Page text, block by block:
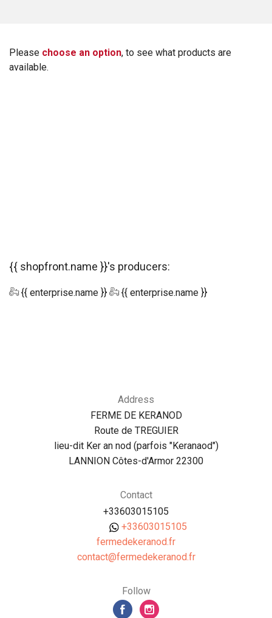
Please choose an option, to see what products are
available.
{{ shopfront.name }}'s producers:
{{ enterprise.name }} {{ enterprise.name }}
Address
FERME DE KERANOD
Route de TREGUIER
lieu-dit Ker an nod (parfois "Keranaod")
LANNION Côtes-d'Armor 22300
Contact
+33603015105
+33603015105
fermedekeranod.fr
rf.donarekedemref@tcatnoc
Follow